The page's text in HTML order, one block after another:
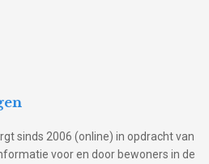
sinds 2006 (online) in opdracht van
voor en door bewoners in de